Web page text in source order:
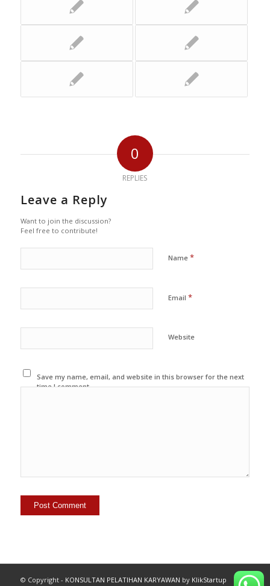
0
REPLIES
Leave a Reply
Want to join the discussion?
Feel free to contribute!
Name *
Email *
Website
Save my name, email, and website in this browser for the next
time I comment.
© Copyright - KONSULTAN PELATIHAN KARYAWAN by KlikStartup